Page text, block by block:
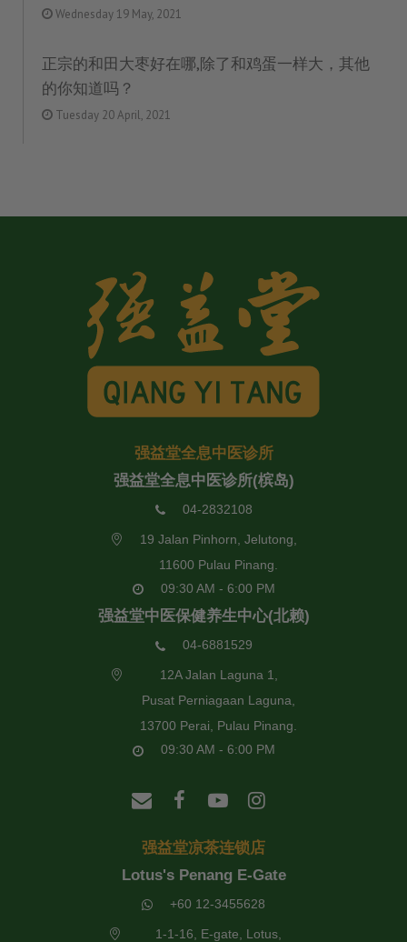
Wednesday 19 May, 2021
正宗的和田大枣好在哪,除了和鸡蛋一样大，其他
的你知道吗？
Tuesday 20 April, 2021
强益堂全息中医诊所
强益堂全息中医诊所(槟岛)
04-2832108
19 Jalan Pinhorn, Jelutong,
11600 Pulau Pinang.
09:30 AM - 6:00 PM
强益堂中医保健养生中心(北赖)
04-6881529
12A Jalan Laguna 1,
Pusat Perniagaan Laguna,
13700 Perai, Pulau Pinang.
09:30 AM - 6:00 PM
强益堂凉茶连锁店
Lotus's Penang E-Gate
+60 12-3455628
1-1-16, E-gate, Lotus,